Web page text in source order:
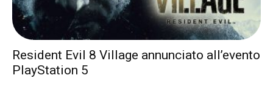
Resident Evil 8 Village annunciato all’evento
PlayStation 5